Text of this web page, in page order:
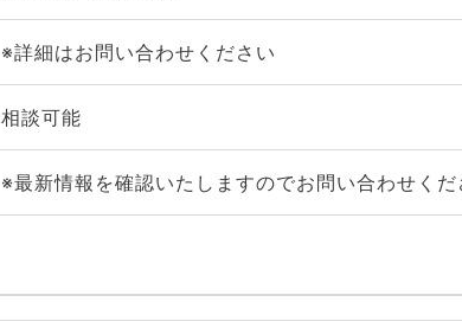
※詳細はお問い合わせください
相談可能
※最新情報を確認いたしますのでお問い合わせくだ